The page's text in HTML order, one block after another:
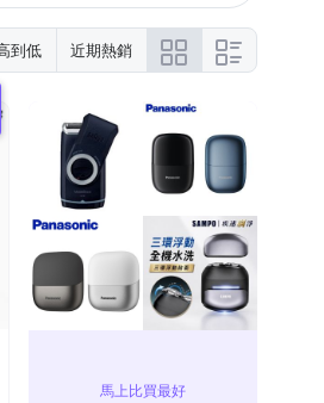
到低 近期熱銷
馬上比買最好